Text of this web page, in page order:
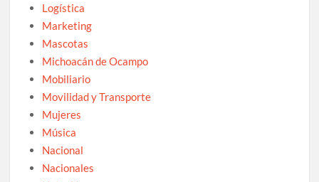
Logística
Marketing
Mascotas
Michoacán de Ocampo
Mobiliario
Movilidad y Transporte
Mujeres
Música
Nacional
Nacionales